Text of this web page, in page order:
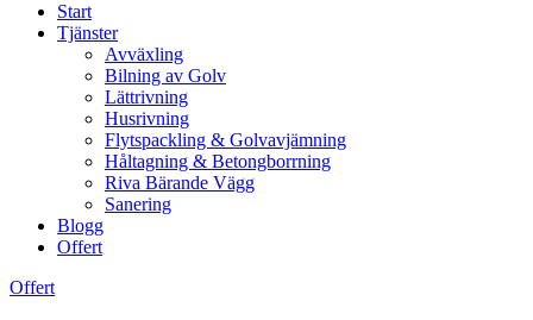
Start
Tjänster
Avväxling
Bilning av Golv
Lättrivning
Husrivning
Flytspackling & Golvavjämning
Håltagning & Betongborrning
Riva Bärande Vägg
Sanering
Blogg
Offert
Offert